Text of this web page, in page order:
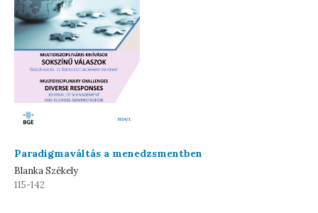
Paradigmaváltás a menedzsmentben
Blanka Székely
115-142